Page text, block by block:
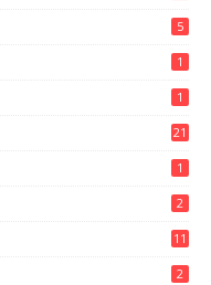
5
1
1
21
1
2
11
2